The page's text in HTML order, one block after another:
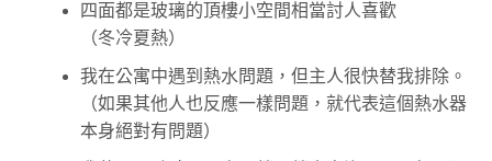
四面都是玻璃的頂樓小空間相當討人喜歡
（冬冷夏熱）
我在公寓中遇到熱水問題，但主人很快替我排除。
（如果其他人也反應一樣問題，就代表這個熱水器
本身絕對有問題）